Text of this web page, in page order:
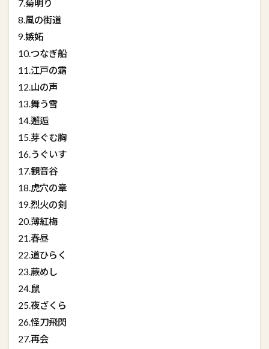
7.菊明り
8.風の街道
9.嫉妬
10.つなぎ船
11.江戸の霜
12.山の声
13.舞う雪
14.邂逅
15.芽ぐむ胸
16.うぐいす
17.観音谷
18.虎穴の章
19.烈火の剣
20.薄紅梅
21.春昼
22.道ひらく
23.蕨めし
24.鼠
25.夜ざくら
26.怪刀飛閃
27.再会